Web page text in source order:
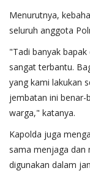
Menurutnya,
seluruh anggota
"Tadi banyak
sangat terbantu.
yang kami lakukan
jembatan ini
warga," katanya.
Kapolda juga
sama menjaga
digunakan dalam